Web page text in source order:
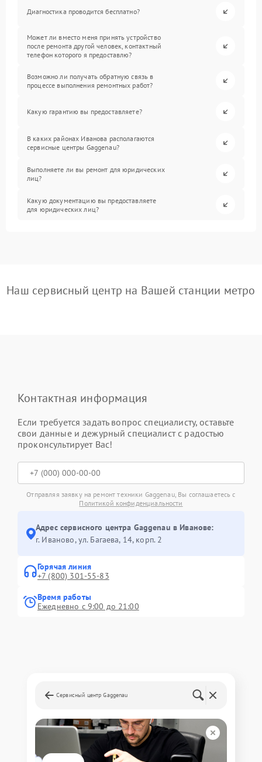
Диагностика проводится бесплатно?
Может ли вместо меня принять устройство
после ремонта другой человек, контактный
телефон которого я предоставлю?
Возможно ли получать обратную связь в
процессе выполнения ремонтных работ?
Какую гарантию вы предоставляете?
В каких районах Иванова располагаются
сервисные центры Gaggenau?
Выполняете ли вы ремонт для юридических
лиц?
Какую документацию вы предоставляете
для юридических лиц?
Наш сервисный центр на Вашей станции метро
Контактная информация
Если требуется задать вопрос специалисту, оставьте
свои данные и дежурный специалист с радостью
проконсультирует Вас!
Отправляя заявку на ремонт техники Gaggenau, Вы соглашаетесь с
Политикой конфиденциальности
Адрес сервисного центра Gaggenau в Иванове:
г. Иваново, ул. Багаева, 14, корп. 2
Горячая линия
+7 (800) 301-55-83
Время работы
Ежедневно с 9:00 до 21:00
Сервисный центр Gaggenau